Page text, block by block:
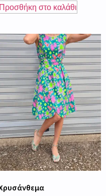
Προσθήκη στο καλάθι